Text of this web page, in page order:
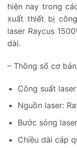
hiện nay trong
xuất thiết bị
laser Raycus
dài.
– Thông số cơ
Công suất
Nguồn laser:
Bước sóng
Chiều dài cáp